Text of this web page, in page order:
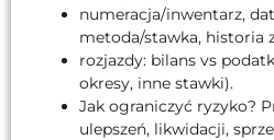
numeracja/inwentarz,
metoda/stawka, historia
rozjazdy: bilans vs
okresy, inne stawki).
Jak ograniczyć ryzyko?
ulepszeń, likwidacji,